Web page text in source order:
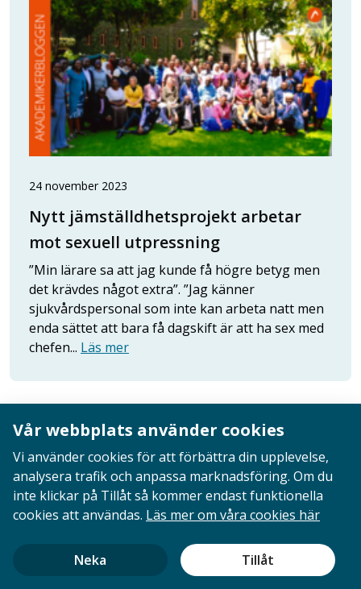
24 november 2023
Nytt jämställdhetsprojekt arbetar
mot sexuell utpressning
”Min lärare sa att jag kunde få högre betyg men
det krävdes något extra”. ”Jag känner
sjukvårdspersonal som inte kan arbeta natt men
enda sättet att bara få dagskift är att ha sex med
chefen... Läs mer
1 2 3
Go
to
next
page
Go
to
last
page
Kontakta oss
08-617 44 00
Vår webbplats använder cookies
Vi använder cookies för att förbättra din upplevelse,
analysera trafik och anpassa marknadsföring. Om du
inte klickar på Tillåt så kommer endast funktionella
cookies att användas. Läs mer om våra cookies här
Neka Tillåt